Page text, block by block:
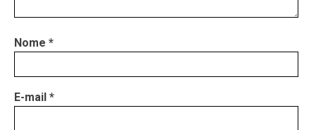
Nome *
E-mail *